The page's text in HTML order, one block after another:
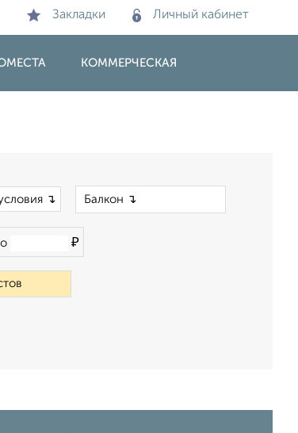
Закладки Личный кабинет
КОММЕРЧЕСКАЯ
↴
₽